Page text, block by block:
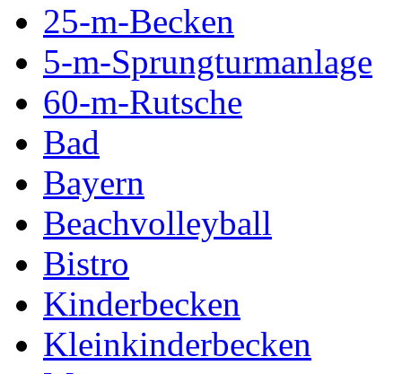
25-m-Becken
5-m-Sprungturmanlage
60-m-Rutsche
Bad
Bayern
Beachvolleyball
Bistro
Kinderbecken
Kleinkinderbecken